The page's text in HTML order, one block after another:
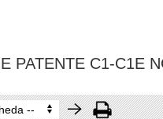
PATENTE C1-C1E